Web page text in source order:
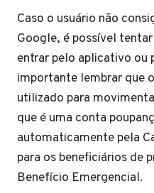
Caso o usuário não
Google, é possível
entrar pelo aplicativo ou
importante lembrar que
utilizado para
que é uma conta
automaticamente pela
para os beneficiários de
Benefício Emergencial.